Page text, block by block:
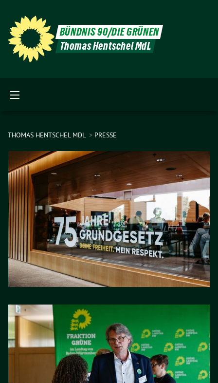
BÜNDNIS 90/DIE GRÜNEN
Thomas Hentschel MdL
THOMAS HENTSCHEL MDL PRESSE